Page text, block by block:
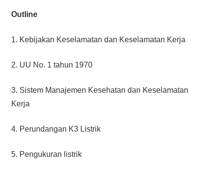
Outline
1. Kebijakan Keselamatan dan Keselamatan Kerja
2. UU No. 1 tahun 1970
3. Sistem Manajemen Kesehatan dan Keselamatan
Kerja
4. Perundangan K3 Listrik
5. Pengukuran listrik